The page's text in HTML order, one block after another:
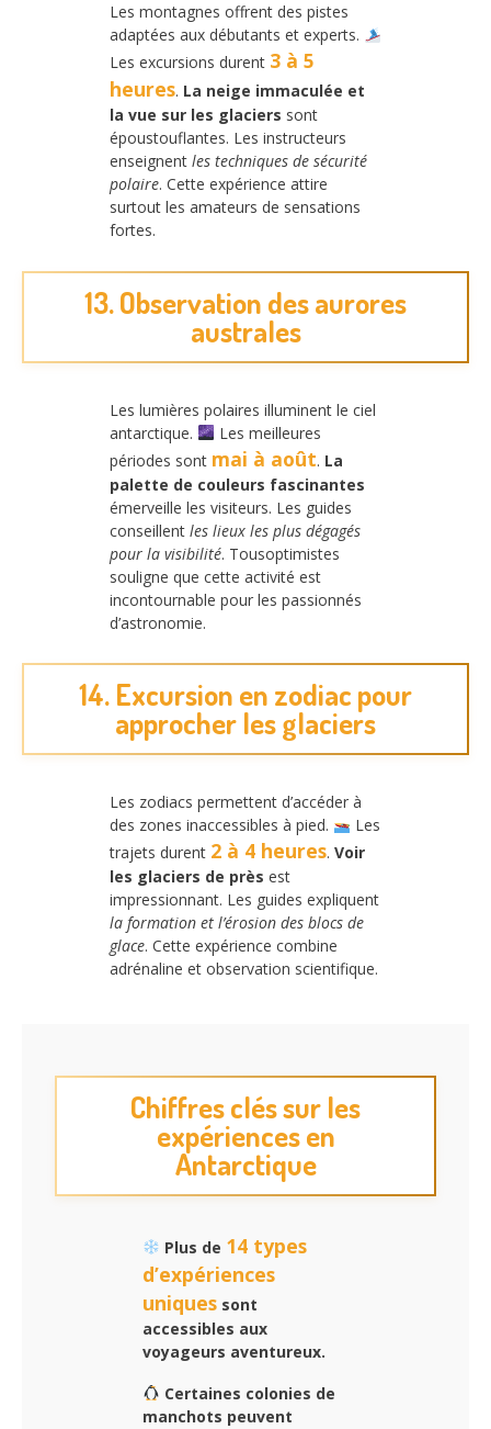
Les montagnes offrent des pistes
adaptées aux débutants et experts.
Les excursions durent 3 à 5
heures. La neige immaculée et
la vue sur les glaciers sont
époustouflantes. Les instructeurs
enseignent les techniques de sécurité
polaire. Cette expérience attire
surtout les amateurs de sensations
fortes.
13. Observation des aurores
australes
Les lumières polaires illuminent le ciel
antarctique.
Les meilleures
périodes sont mai à août. La
palette de couleurs fascinantes
émerveille les visiteurs. Les guides
conseillent les lieux les plus dégagés
pour la visibilité. Tousoptimistes
souligne que cette activité est
incontournable pour les passionnés
d’astronomie.
14. Excursion en zodiac pour
approcher les glaciers
Les zodiacs permettent d’accéder à
des zones inaccessibles à pied.
Les
trajets durent 2 à 4 heures. Voir
les glaciers de près est
impressionnant. Les guides expliquent
la formation et l’érosion des blocs de
glace. Cette expérience combine
adrénaline et observation scientifique.
Chiffres clés sur les
expériences en
Antarctique
Plus de 14 types
d’expériences
uniques sont
accessibles aux
voyageurs aventureux.
Certaines colonies de
manchots peuvent